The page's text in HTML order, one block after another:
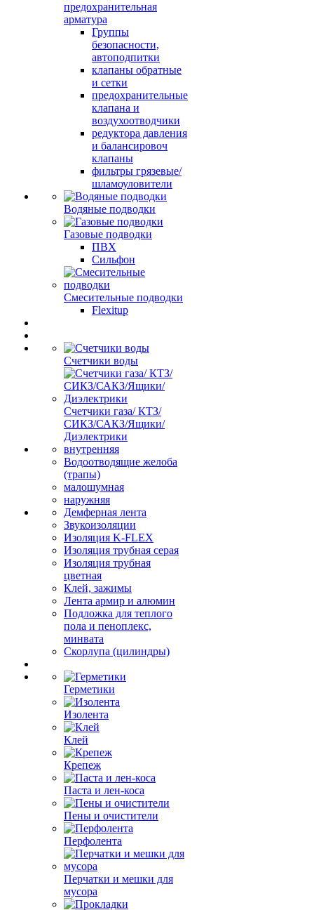
предохранительная
арматура
Группы
безопасности,
автоподпитки
клапаны обратные
и сетки
предохранительные
клапана и
воздухоотводчики
редуктора давления
и балансировоч
клапаны
фильтры грязевые/
шламоуловители
Водяные подводки
Газовые подводки
ПВХ
Сильфон
Смесительные подводки
Flexitup
Счетчики воды
Счетчики газа/ КТЗ/
СИКЗ/САКЗ/Ящики/
Диэлектрики
внутренняя
Водоотводящие желоба
(трапы)
малошумная
наружняя
Демферная лента
Звукоизоляции
Изоляция K-FLEX
Изоляция трубная серая
Изоляция трубная
цветная
Клей, зажимы
Лента армир и алюмин
Подложка для теплого
пола и пеноплекс,
минвата
Скорлупа (цилиндры)
Герметики
Изолента
Клей
Крепеж
Паста и лен-коса
Пены и очистители
Перфолента
Перчатки и мешки для
мусора